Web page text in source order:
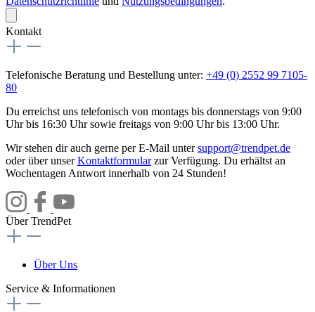
Kontakt
Telefonische Beratung und Bestellung unter: +49 (0) 2552 99 7105-
80
Du erreichst uns telefonisch von montags bis donnerstags von 9:00
Uhr bis 16:30 Uhr sowie freitags von 9:00 Uhr bis 13:00 Uhr.
Wir stehen dir auch gerne per E-Mail untersupport@trendpet.de
oder über unserKontaktformularzur Verfügung. Du erhältst an
Wochentagen Antwort innerhalb von 24 Stunden!
Über TrendPet
Über Uns
Service & Informationen